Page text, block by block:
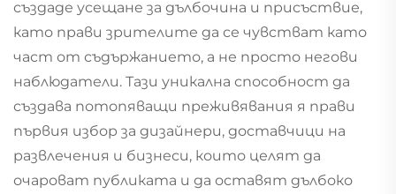
създаде усещане за дълбочина и присъствие,
като прави зрителите да се чувстват като
част от съдържанието, а не просто негови
наблюдатели. Тази уникална способност да
създава потопяващи преживявания я прави
първия избор за дизайнери, доставчици на
развлечения и бизнеси, които целят да
очароват публиката и да оставят дълбоко